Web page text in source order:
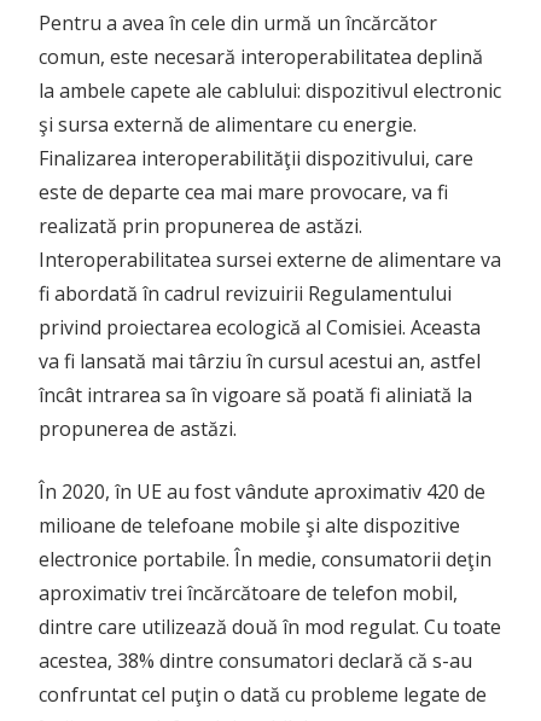
Pentru a avea în cele din urmă un încărcător
comun, este necesară interoperabilitatea deplină
la ambele capete ale cablului: dispozitivul electronic
şi sursa externă de alimentare cu energie.
Finalizarea interoperabilităţii dispozitivului, care
este de departe cea mai mare provocare, va fi
realizată prin propunerea de astăzi.
Interoperabilitatea sursei externe de alimentare va
fi abordată în cadrul revizuirii Regulamentului
privind proiectarea ecologică al Comisiei. Aceasta
va fi lansată mai târziu în cursul acestui an, astfel
încât intrarea sa în vigoare să poată fi aliniată la
propunerea de astăzi.
În 2020, în UE au fost vândute aproximativ 420 de
milioane de telefoane mobile şi alte dispozitive
electronice portabile. În medie, consumatorii deţin
aproximativ trei încărcătoare de telefon mobil,
dintre care utilizează două în mod regulat. Cu toate
acestea, 38% dintre consumatori declară că s-au
confruntat cel puţin o dată cu probleme legate de